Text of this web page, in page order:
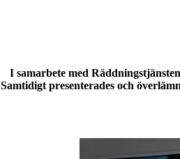
I samarbete med
Samtidigt presenterades och